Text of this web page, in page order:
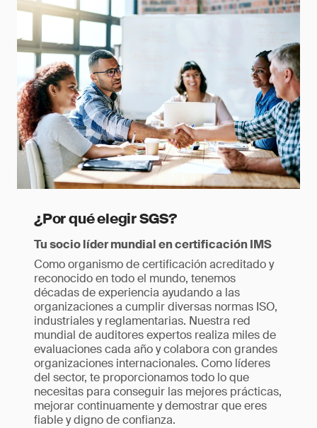
¿Por qué elegir SGS?
Tu socio líder mundial en certificación IMS
Como organismo de certificación acreditado y
reconocido en todo el mundo, tenemos
décadas de experiencia ayudando a las
organizaciones a cumplir diversas normas ISO,
industriales y reglamentarias. Nuestra red
mundial de auditores expertos realiza miles de
evaluaciones cada año y colabora con grandes
organizaciones internacionales. Como líderes
del sector, te proporcionamos todo lo que
necesitas para conseguir las mejores prácticas,
mejorar continuamente y demostrar que eres
fiable y digno de confianza.